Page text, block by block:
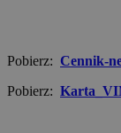
Pobierz: Cennik-
Pobierz: